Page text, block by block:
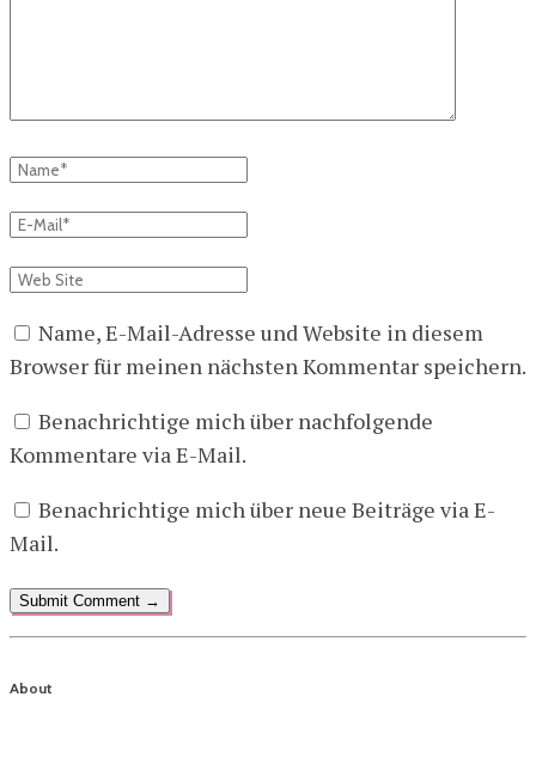
Name, E-Mail-Adresse und Website in diesem
Browser für meinen nächsten Kommentar speichern.
Benachrichtige mich über nachfolgende
Kommentare via E-Mail.
Benachrichtige mich über neue Beiträge via E-
Mail.
About